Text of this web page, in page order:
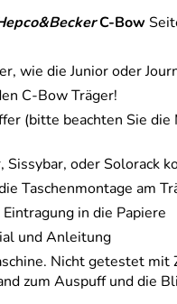
C-Bow
wie die Junior oder
C-Bow Träger!
(bitte beachten Sie
oder Solorack
Taschenmontage am
in die Papiere
und Anleitung
Nicht getestet
zum Auspuff und die